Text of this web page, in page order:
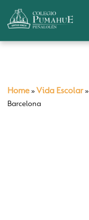
Home » Vida Escolar»
Barcelona